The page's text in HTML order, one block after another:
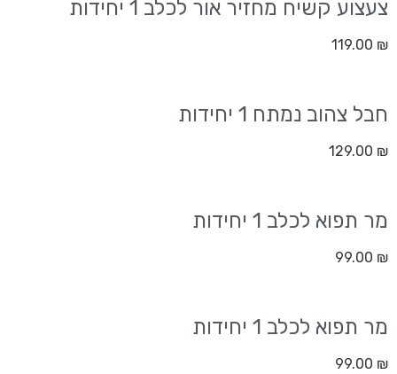
צעצוע קשיח מחזיר אור לכלב 1 יחידות
119.00 ₪
חבל צהוב נמתח 1 יחידות
129.00 ₪
מר תפוא לכלב 1 יחידות
99.00 ₪
מר תפוא לכלב 1 יחידות
99.00 ₪